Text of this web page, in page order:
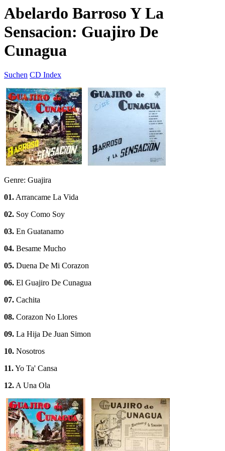
Abelardo Barroso Y La
Sensacion: Guajiro De
Cunagua
Suchen CD Index
Genre: Guajira
01.Arrancame La Vida
02. Soy Como Soy
03. En Guatanamo
04. Besame Mucho
05. Duena De Mi Corazon
06. El Guajiro De Cunagua
07. Cachita
08. Corazon No Llores
09. La Hija De Juan Simon
10. Nosotros
11.Yo Ta' Cansa
12.A Una Ola